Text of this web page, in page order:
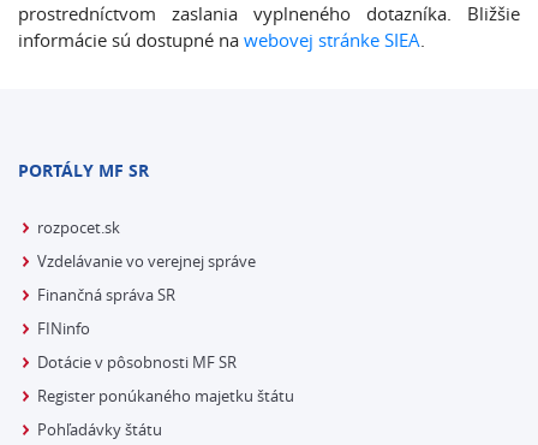
prostredníctvom zaslania vyplneného dotazníka. Bližšie
informácie sú dostupné na webovej stránke SIEA.
PORTÁLY MF SR
rozpocet.sk
Vzdelávanie vo verejnej správe
Finančná správa SR
FINinfo
Dotácie v pôsobnosti MF SR
Register ponúkaného majetku štátu
Pohľadávky štátu